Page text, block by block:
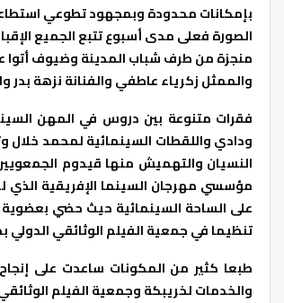
بإمكانات محدودة وبمجهود تطوعي
الصورة فعلى مدى أسبوع تتبع الجميع
منجزة من طرف شباب المدينة وضيوف أتوا
والممثل زكرياء عاطفي والفنانة نزهة
فقرات متنوعة بين دروس في المهن
ودادي واللقطات السينمائية لمحمد خلال
النسيان والتهميش منها قيدوم
مؤسسي مهرجان السينما الإفريقية الذي
تنظيما في جمعية الفيلم الوثائقي الدولي
طبعا كثير من المكونات ساعدت على
والخدمات لخريبكة وجمعية الفيلم